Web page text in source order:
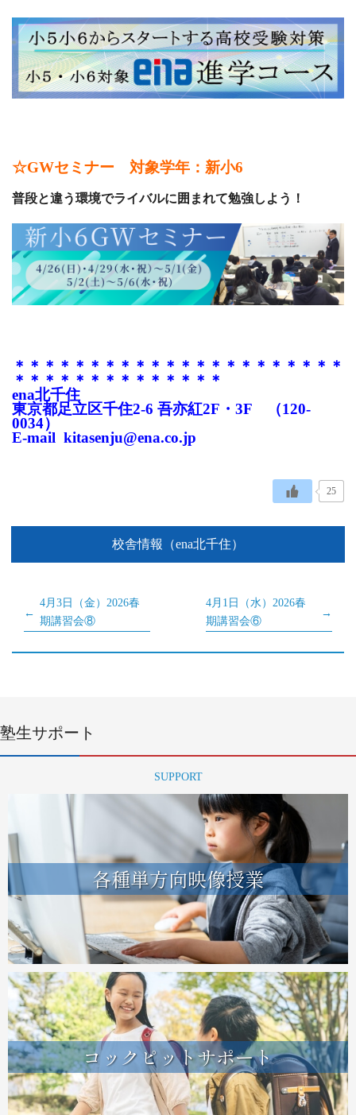
☆GWセミナー 対象学年：新小6
普段と違う環境でライバルに囲まれて勉強しよう！
＊＊＊＊＊＊＊＊＊＊＊＊＊＊＊＊＊＊＊＊＊＊
＊＊＊＊＊＊＊＊ ＊＊＊＊＊＊
ena北千住
東京都足立区千住2-6 吾亦紅2F・3F （120-
0034）
E-mail kitasenju@ena.co.jp
25
校舎情報（ena北千住）
4月3日（金）2026春
期講習会⑧
4月1日（水）2026春
期講習会⑥
塾生サポート
SUPPORT
各種単方向映像授業
コックピットサポート